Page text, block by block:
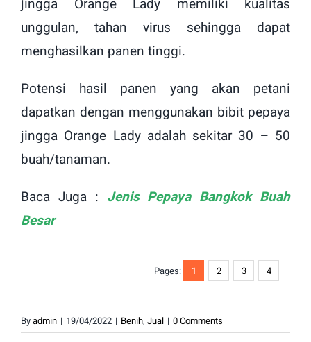
jingga Orange Lady memiliki kualitas
unggulan, tahan virus sehingga dapat
menghasilkan panen tinggi.
Potensi hasil panen yang akan petani
dapatkan dengan menggunakan bibit pepaya
jingga Orange Lady adalah sekitar 30 – 50
buah/tanaman.
Baca Juga : Jenis Pepaya Bangkok Buah
Besar
Pages: 1 2 3 4
Byadmin | 19/04/2022 | Benih, Jual | 0 Comments